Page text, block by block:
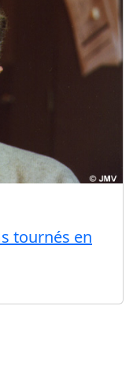
tournés en